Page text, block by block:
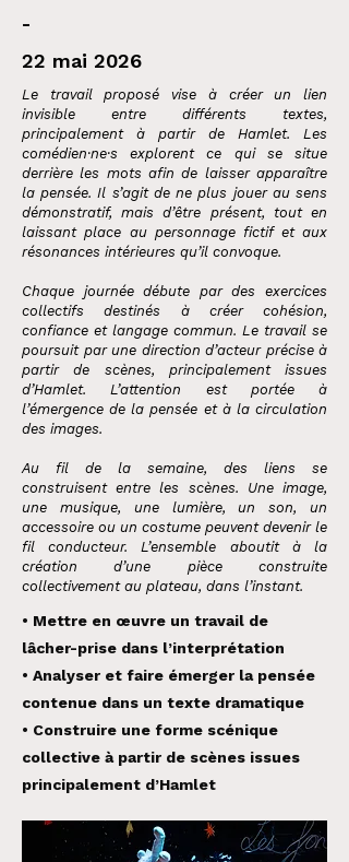
-
22 mai 2026
Le travail proposé vise à créer un lien
invisible entre différents textes,
principalement à partir de Hamlet. Les
comédien·ne·s explorent ce qui se situe
derrière les mots afin de laisser apparaître
la pensée. Il s’agit de ne plus jouer au sens
démonstratif, mais d’être présent, tout en
laissant place au personnage fictif et aux
résonances intérieures qu’il convoque.
Chaque journée débute par des exercices
collectifs destinés à créer cohésion,
confiance et langage commun. Le travail se
poursuit par une direction d’acteur précise à
partir de scènes, principalement issues
d’Hamlet. L’attention est portée à
l’émergence de la pensée et à la circulation
des images.
Au fil de la semaine, des liens se
construisent entre les scènes. Une image,
une musique, une lumière, un son, un
accessoire ou un costume peuvent devenir le
fil conducteur. L’ensemble aboutit à la
création d’une pièce construite
collectivement au plateau, dans l’instant.
• Mettre en œuvre un travail de
lâcher-prise dans l’interprétation
• Analyser et faire émerger la pensée
contenue dans un texte dramatique
• Construire une forme scénique
collective à partir de scènes issues
principalement d’Hamlet